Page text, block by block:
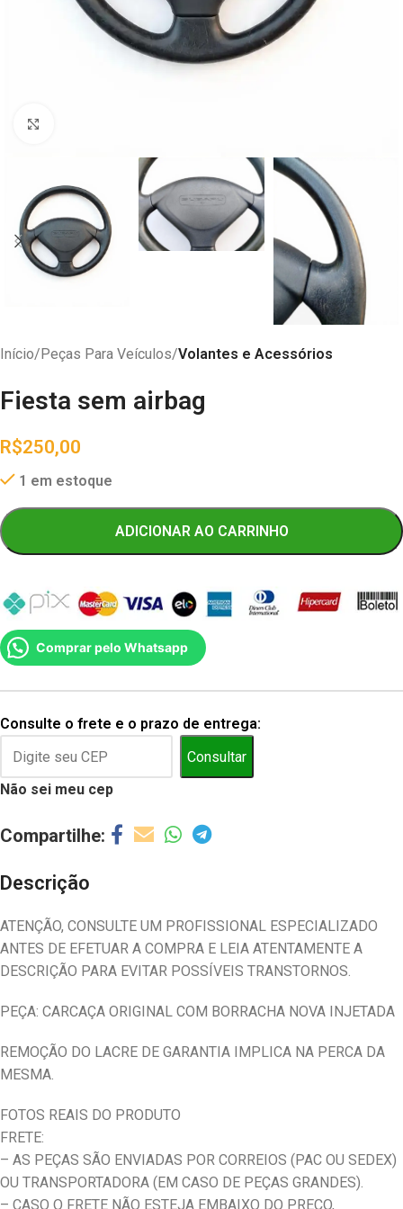
Início Peças Para Veículos Volantes e Acessórios
Fiesta sem airbag
R$250,00
1 em estoque
ADICIONAR AO CARRINHO
Comprar pelo Whatsapp
Consulte o frete e o prazo de entrega:
Consultar
Não sei meu cep
Descrição
ATENÇÃO, CONSULTE UM PROFISSIONAL ESPECIALIZADO
ANTES DE EFETUAR A COMPRA E LEIA ATENTAMENTE A
DESCRIÇÃO PARA EVITAR POSSÍVEIS TRANSTORNOS.
PEÇA: CARCAÇA ORIGINAL COM BORRACHA NOVA INJETADA
REMOÇÃO DO LACRE DE GARANTIA IMPLICA NA PERCA DA
MESMA.
FOTOS REAIS DO PRODUTO
FRETE:
– AS PEÇAS SÃO ENVIADAS POR CORREIOS (PAC OU SEDEX)
OU TRANSPORTADORA (EM CASO DE PEÇAS GRANDES).
– CASO O FRETE NÃO ESTEJA EMBAIXO DO PREÇO,